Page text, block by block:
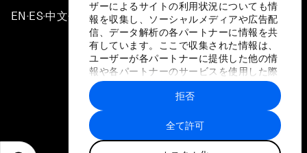
ザーによるサイトの利用状況についても情
報を収集し、ソーシャルメディアや広告配
信、データ解析の各パートナーに情報を共
有しています。ここで収集された情報は、
ユーザーが各パートナーに提供した他の情
報や各パートナーのサービスを使用した際
に収集された情報と組み合わされ、各パー
トナーによって使用されることがありま
す。
全て許可
拒否
EN ▪ES▪中文▪ 日本語
プライバシーポリシーと利用規約
サイトマップ